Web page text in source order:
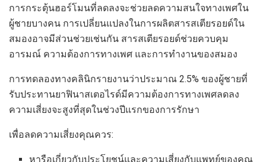
การกระตุ้นฮอร์โมนที่ลดลงจะช่วยลดความสนใจทางเพศใน
ผู้ชายบางคน การเปลี่ยนแปลงในการผลิตสารสเตียรอยด์ใน
สมองอาจมีส่วนช่วยเช่นกัน สารสเตียรอยด์ช่วยควบคุม
อารมณ์ ความต้องการทางเพศ และการทำงานของสมอง
การทดลองทางคลินิกรายงานว่าประมาณ 2.5% ของผู้ชายที่
รับประทานยาฟินาสเตอไรด์มีความต้องการทางเพศลดลง
ความเสี่ยงจะสูงที่สุดในช่วงปีแรกของการรักษา
เพื่อลดความเสี่ยงคุณควร:
หารือเกี่ยวกับประโยชน์และความเสี่ยงกับแพทย์ของคุณ